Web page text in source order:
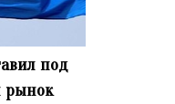
под
рынок